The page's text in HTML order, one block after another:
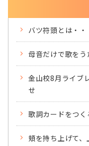
バツ符頭とは・・
母音だけで歌をう
金山校8月ライブ
せ
歌詞カードをつく
頬を持ち上げて